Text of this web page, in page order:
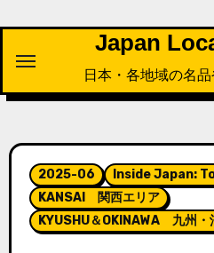
プ
Japan
日本・各地域の名
2025-06
Inside Japan:
KANSAI 関西エリア
KYUSHU＆OKINAWA 九州・